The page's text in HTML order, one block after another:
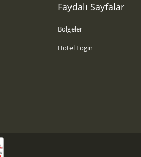
Faydalı Sayfalar
Bölgeler
Hotel Login